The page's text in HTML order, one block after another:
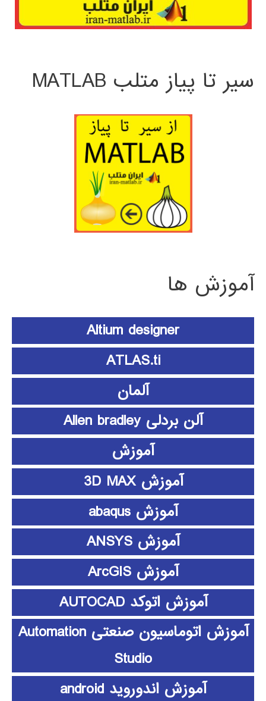
سیر تا پیاز متلب MATLAB
آموزش ها
Altium designer
ATLAS.ti
آلمان
آلن بردلی Allen bradley
آموزش
آموزش 3D MAX
آموزش abaqus
آموزش ANSYS
آموزش ArcGIS
آموزش اتوکد AUTOCAD
آموزش اتوماسیون صنعتی Automation
Studio
آموزش اندوروید android